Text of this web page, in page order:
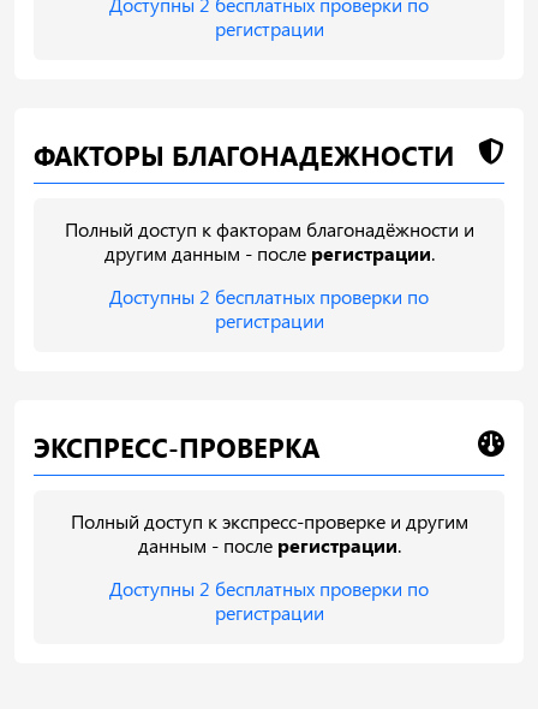
регистрации
ФАКТОРЫ БЛАГОНАДЕЖНОСТИ
Полный доступ к факторам благонадёжности и
другим данным - после регистрации.
Доступны 2 бесплатных проверки по
регистрации
ЭКСПРЕСС-ПРОВЕРКА
Полный доступ к экспресс-проверке и другим
данным - после регистрации.
Доступны 2 бесплатных проверки по
регистрации